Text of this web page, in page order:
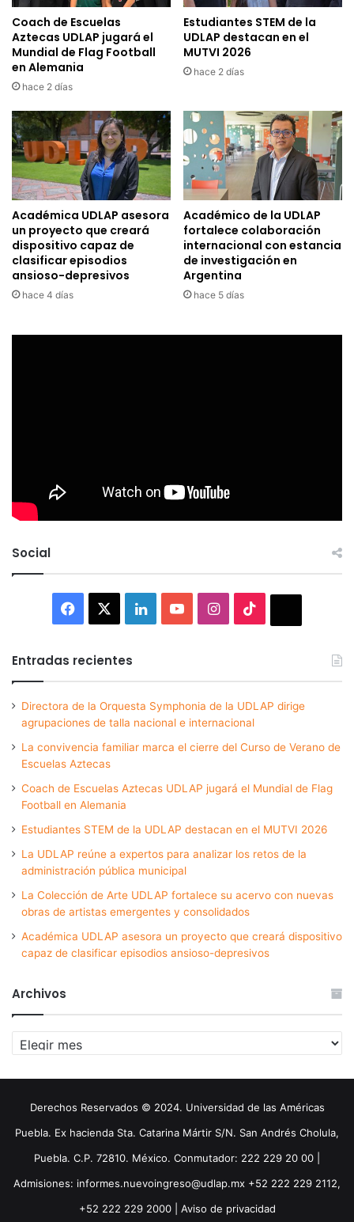
Coach de Escuelas
Aztecas UDLAP jugará el
Mundial de Flag Football
en Alemania
hace 2 días
Estudiantes STEM de la
UDLAP destacan en el
MUTVI 2026
hace 2 días
Académica UDLAP asesora
un proyecto que creará
dispositivo capaz de
clasificar episodios
ansioso-depresivos
hace 4 días
Académico de la UDLAP
fortalece colaboración
internacional con estancia
de investigación en
Argentina
hace 5 días
Social
Facebook LinkedInYouTubeInstagram
Entradas recientes
Directora de la Orquesta Symphonia de la UDLAP dirige
agrupaciones de talla nacional e internacional
La convivencia familiar marca el cierre del Curso de Verano de
Escuelas Aztecas
Coach de Escuelas Aztecas UDLAP jugará el Mundial de Flag
Football en Alemania
Estudiantes STEM de la UDLAP destacan en el MUTVI 2026
La UDLAP reúne a expertos para analizar los retos de la
administración pública municipal
La Colección de Arte UDLAP fortalece su acervo con nuevas
obras de artistas emergentes y consolidados
Académica UDLAP asesora un proyecto que creará dispositivo
capaz de clasificar episodios ansioso-depresivos
Archivos
Archivos
Derechos Reservados © 2024. Universidad de las Américas
Puebla. Ex hacienda Sta. Catarina Mártir S/N. San Andrés Cholula,
Puebla. C.P. 72810. México. Conmutador: 222 229 20 00 |
Admisiones: informes.nuevoingreso@udlap.mx +52 222 229 2112,
+52 222 229 2000 | Aviso de privacidad